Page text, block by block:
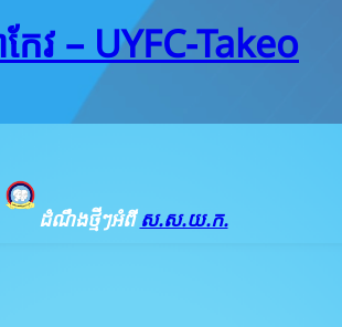
វ – UYFC-Takeo
ដំណឹងថ្មីៗអំពីស.ស.យ.ក.